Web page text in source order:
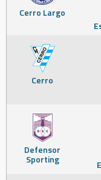
Cerro Largo
Cerro
Defensor
Sporting